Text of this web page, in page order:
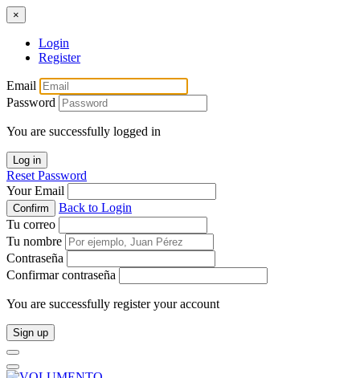
×
Login
Register
Email
Password
You are successfully logged in
Log in
Reset Password
Your Email
Confirm
Back to Login
Tu correo
Tu nombre
Contraseña
Confirmar contraseña
You are successfully register your account
Sign up